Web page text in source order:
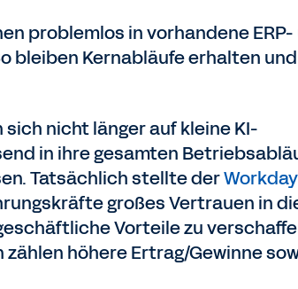
problemlos in vorhandene ERP-
bleiben Kernabläufe erhalten
nicht länger auf kleine KI-
in ihre gesamten
Tatsächlich stellte derWorkday
großes Vertrauen in
Vorteile zu
höhere Ertrag/Gewinne